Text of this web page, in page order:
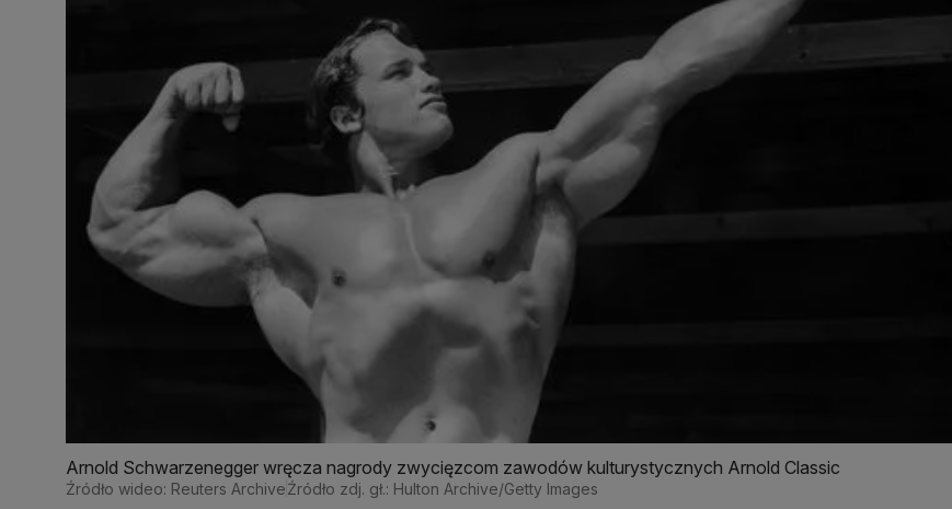
Arnold Schwarzenegger wręcza nagrody zwycięzcom zawodów kulturystycznych Arnold Classic
Źródło wideo: Reuters ArchiveŹródło zdj. gł.: Hulton Archive/Getty Images